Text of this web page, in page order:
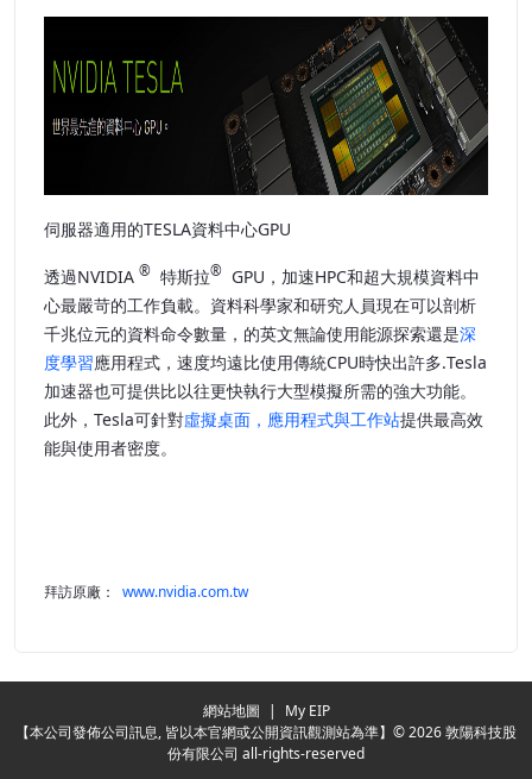
伺服器適用的TESLA資料中心GPU
透過NVIDIA ® 特斯拉®
GPU，加速HPC和超大規模資料中
心最嚴苛的工作負載。資料科學家和研究人員現在可以剖析
千兆位元的資料命令數量 ，的英文無論使用能源探索還是深
度學習應用程式，速度均遠比使用傳統CPU時快出許多.Tesla
加速器也可提供比以往更快執行大型模擬所需的強大功能。
此外，Tesla可針對虛擬桌面，應用程式與工作站提供最高效
能與使用者密度。
拜訪原廠： www.nvidia.com.tw
網站地圖 |
My EIP
【本公司發佈公司訊息, 皆以本官網或公開資訊觀測站為準】© 2026 敦陽科技股
份有限公司 all-rights-reserved